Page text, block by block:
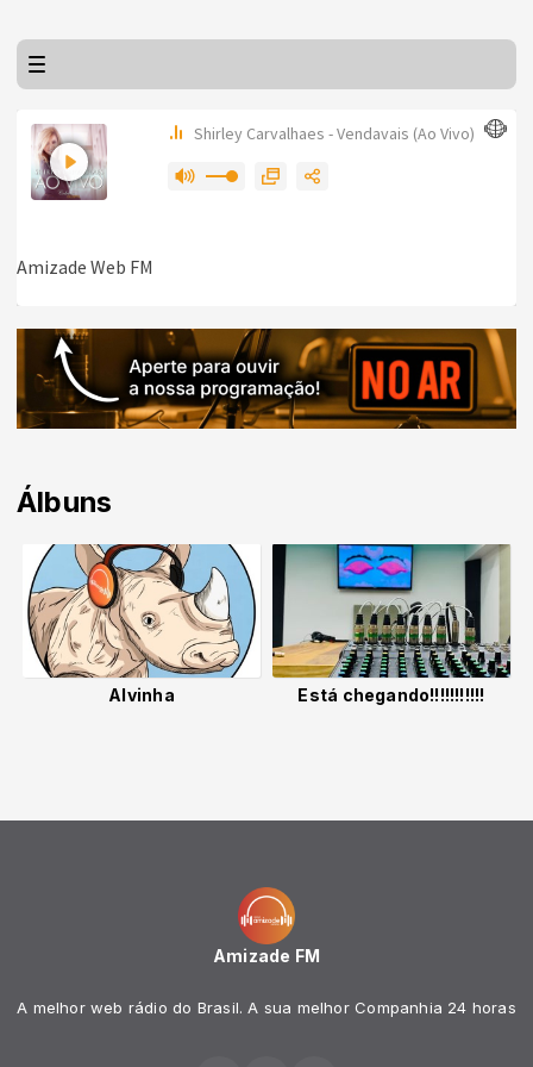
Álbuns
Alvinha Está chegando!!!!!!!!!!!
Amizade FM
A melhor web rádio do Brasil. A sua melhor Companhia 24 horas